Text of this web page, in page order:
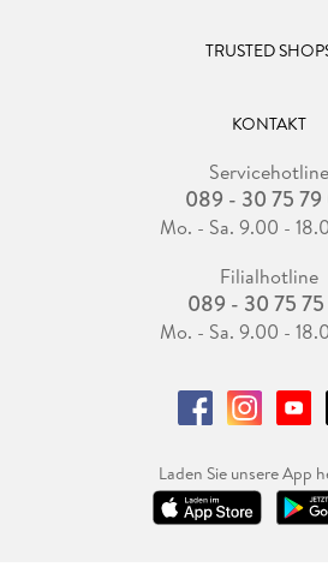
TRUSTED
KONTAKT
Servicehotline
089 - 30 75
Mo. - Sa. 9.00 -
Filialhotline
089 - 30 75 75
Mo. - Sa. 9.00 -
Laden Sie unsere App